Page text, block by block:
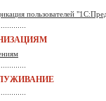
пользователей